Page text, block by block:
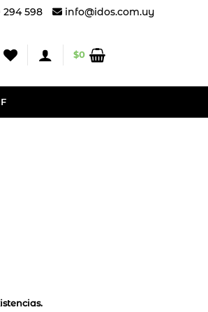
294 598 info@idos.com.uy
$0